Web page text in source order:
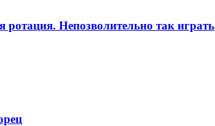
ротация. Непозволительно так играть